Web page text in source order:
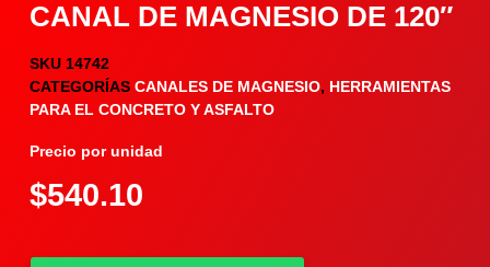
CANAL DE MAGNESIO DE 120″
SKU 14742
CATEGORÍAS CANALES DE MAGNESIO, HERRAMIENTAS
PARA EL CONCRETO Y ASFALTO
Precio por unidad
$540.10